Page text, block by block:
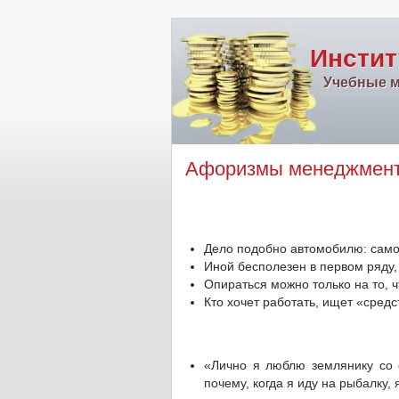
Учебные
Афоризмы
Дело подобно автомобилю: само
Иной бесполезен в первом
Опираться можно только на то,
Кто хочет работать, ищет
«Лично я люблю землянику со
почему, когда я иду на